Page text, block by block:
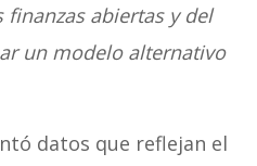
abiertas y del
un modelo alternativo
datos que reflejan el